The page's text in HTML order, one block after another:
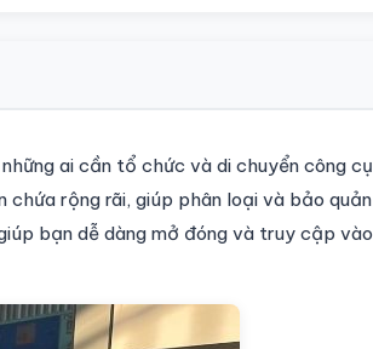
ai cần tổ chức và di chuyển công cụ
rộng rãi, giúp phân loại và bảo quản
bạn dễ dàng mở đóng và truy cập vào